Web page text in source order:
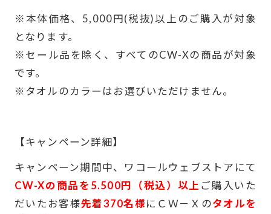
※本体価格、5,000円(税抜)以上のご購入が対象
となります。
※セール品を除く、すべてのCW-Xの商品が対象
です。
※タオルのカラーはお選びいただけません。
【キャンペーン詳細】
キャンペーン期間中、ワコールウェブストアにて
CW-Xの商品を5.500円（税込）以上 ご購入いた
だいたお客様先着370名様にＣＷ－Ｘのタオルを